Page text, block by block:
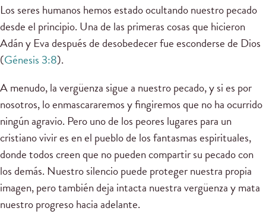
Los seres humanos hemos estado ocultando nuestro pecado
desde el principio. Una de las primeras cosas que hicieron
Adán y Eva después de desobedecer fue esconderse de Dios
(Génesis 3:8).
A menudo, la vergüenza sigue a nuestro pecado, y si es por
nosotros, lo enmascararemos y fingiremos que no ha ocurrido
ningún agravio. Pero uno de los peores lugares para un
cristiano vivir es en el pueblo de los fantasmas espirituales,
donde todos creen que no pueden compartir su pecado con
los demás. Nuestro silencio puede proteger nuestra propia
imagen, pero también deja intacta nuestra vergüenza y mata
nuestro progreso hacia adelante.